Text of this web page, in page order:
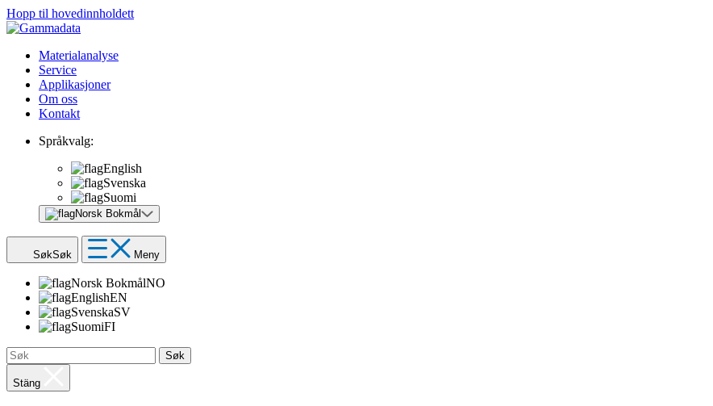
Hopp til hovedinnholdett
Materialanalyse
Service
Applikasjoner
Om oss
Kontakt
Språkvalg:
English
Svenska
Suomi
Norsk Bokmål
SøkSøk Meny
Norsk BokmålNO
EnglishEN
SvenskaSV
SuomiFI
Søk
Stäng